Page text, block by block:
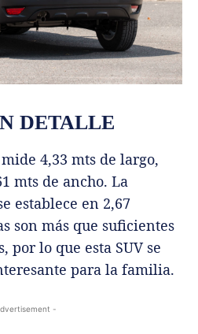
DETALLE
mide 4,33 mts de largo,
mts de ancho. La
establece en 2,67
son más que suficientes
por lo que esta SUV se
para la familia.
-